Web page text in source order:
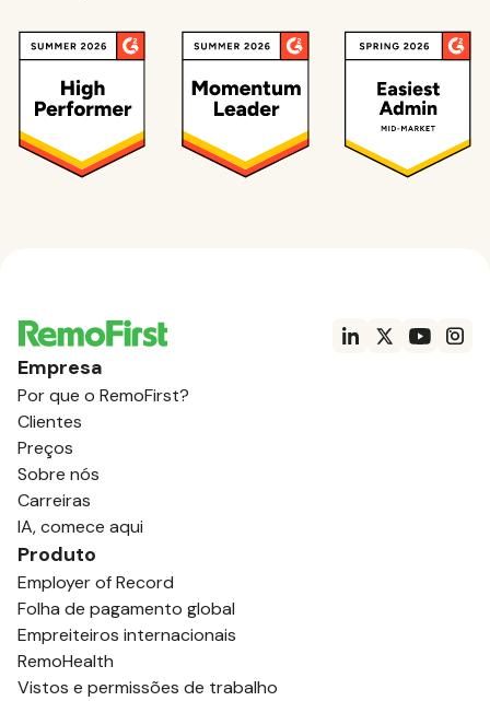
Empresa
Por que o RemoFirst?
Clientes
Preços
Sobre nós
Carreiras
IA, comece aqui
Produto
Employer of Record
Folha de pagamento global
Empreiteiros internacionais
RemoHealth
Vistos e permissões de trabalho